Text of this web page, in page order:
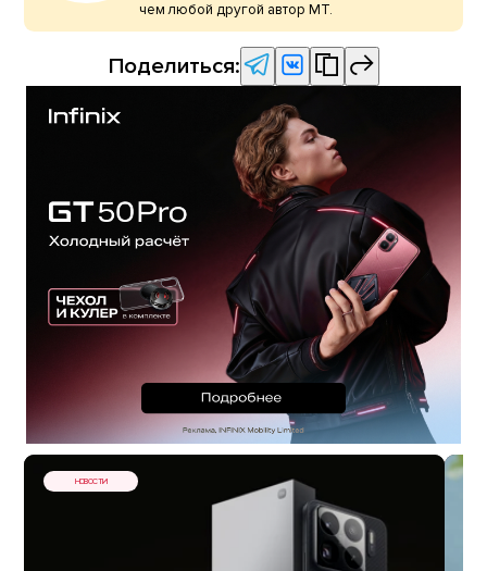
чем любой другой автор МТ.
Поделиться:
НОВОСТИ